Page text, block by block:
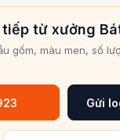
từ xưởng
gốm, màu men, số
Gửi